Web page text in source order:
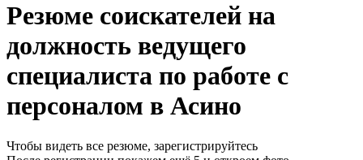
Резюме соискателей на
должность ведущего
специалиста по работе с
персоналом в Асино
Чтобы видеть все резюме, зарегистрируйтесь